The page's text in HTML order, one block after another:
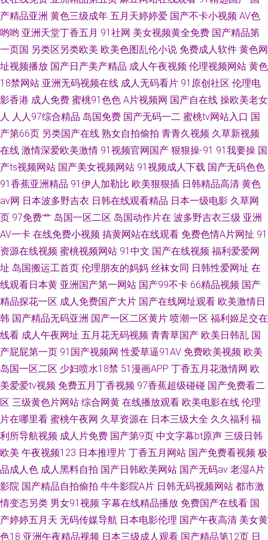
产精品亚洲 黄色三级成年 五月天婷婷爱 国产不卡小视频 AV色
哟哟 亚洲天堂丁香五月 91社网 美女视频黄全免费 国产精品第
一页国 另类区另类欧美 欧美色图乱伦小说 免费成人软件 黄色网
址视频播放 国产日产美产精品 成人午夜视频 伦理视频网站 黄色
18禁网站 亚洲无码视频在线 成人无码看片 91原创社区 伦理电
影香港 成人免费 蜜桃91色色 A片视频网 国产自在线 操欧美老女
人 人人97综合精品 岛国免费 国产无码一二 蜜桃tv网站入口 国
产第66页 另类国产在线 熟女自拍偷拍 青青久视频 久草新视频
在线 激情深爱欧美激情 91视频官网国产 狠狠操-91 91我要操 国
产ts视频网站 国产美女视频网站 91视频成人下载 国产无码色色
91香蕉亚洲精品 91伊人加勒比 欧美狠狠插 日韩精品高清 黄色
av网 日本波多野吉衣 日韩在线观看精品 日本一级电影 久草网
页 97免费艹 岛国一区二区 岛国动作片在 波多野吉衣三级 亚洲
AV一卡 在线免费小视频 搞黄网站在线观看 免费色情A片网扯 91
资源在线视频 蜜桃视频网站 91中文 国产在线视频 福利爱爱网
址 岛国搬运工首页 伦理朋友的妈妈 丝袜女同 日韩性爱网址 在
线观看日本黄 亚洲国产第一网站 国产99不卡 66精品视频 国产
精品探花一区 成人免费国产大片 国产在线网址观看 欧美激情日
韩 国产精品无码亚洲 国产一区二区黄片 喷潮一区 福利姬足交在
线看 成人午夜网址 五月花无码视频 青青草国产 欧美日韩乱 国
产屁屁第一页 91国产视频网 性爱草逼91AV 免费欧美视频 欧美
岛国一区二区 少妇喷水18禁 51漫画APP 丁香五月花激情网 欧
美爱爱tv视频 免费五月丁香视频 97香蕉超级碰碰 国产免费看二
区 三级黄色片网站 综合网黄 在线播放观看 欧美电影在线 伦理
片在哪里看 蜜桃午夜网 久草资源在 日本三级大全 久久福利 福
利所导航视频 成人片免费 国产第9页 中文字幕bt原声 三级日韩
欧美 午夜视频123 日本推理片 丁香五月网站 国产免费看视频 极
品成人色 成人黑料自拍 国产日韩欧美网站 国产无码av 老湿A片
影院 国产精品自拍偷拍 牛牛影院A片 日韩无码视频网站 都市激
情变态另类 男女91视频 字幕在线精品播放 免费国产在线看 国
产婷婷五月天 无码传媒导航 日本电影伦理 国产午夜高清 美女黄
色18 亚洲午夜精品视频 日本三级成人观看 国产精品第12页 日